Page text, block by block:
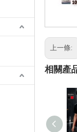
上一條:
相關產